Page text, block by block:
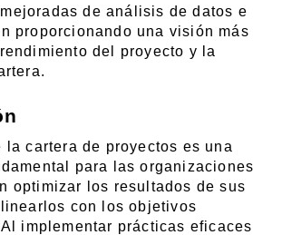
de análisis de datos e
proporcionando una visión más
del proyecto y la
la cartera de proyectos es una
para las organizaciones
optimizar los resultados de sus
con los objetivos
implementar prácticas eficaces